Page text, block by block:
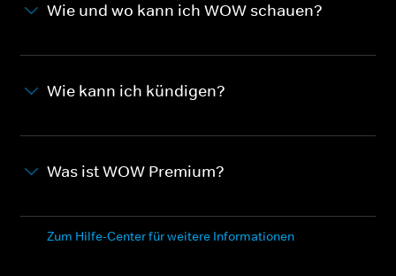
Wie und wo kann ich WOW schauen?
Wie kann ich kündigen?
Was ist WOW Premium?
Zum Hilfe-Center für weitere Informationen